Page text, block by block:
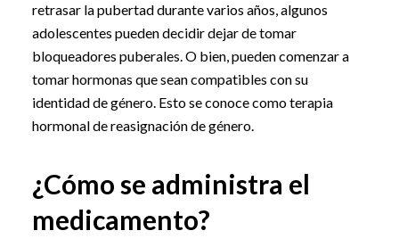
retrasar la pubertad durante varios años, algunos
adolescentes pueden decidir dejar de tomar
bloqueadores puberales. O bien, pueden comenzar a
tomar hormonas que sean compatibles con su
identidad de género. Esto se conoce como terapia
hormonal de reasignación de género.
¿Cómo se administra el
medicamento?